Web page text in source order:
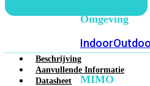
Omgeving
Indoor
MIMO
Beschrijving
Aanvullende Informatie
Datasheet